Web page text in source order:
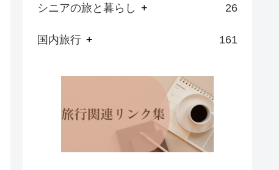
シニアの旅と暮らし + 26
国内旅行 + 161